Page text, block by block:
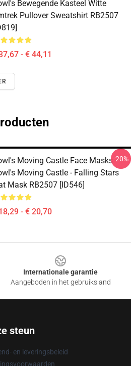
Bewegende Kasteel Witte
Pullover Sweatshirt RB2507
- € 44,11
Moving Castle Face Masks -
Moving Castle - Falling Stars
Mask RB2507 [ID546]
- € 20,70
-20%
Internationale garantie
Aangeboden in het gebruiksland
steun
en leveringsbeleid